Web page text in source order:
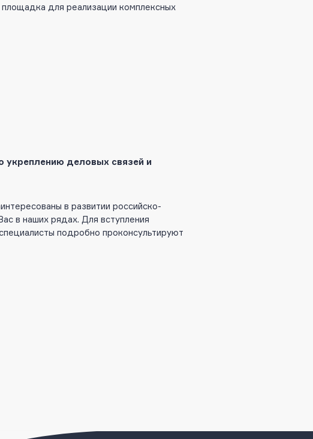
площадка для реализации комплексных
укреплению деловых связей и
в развитии российско-
в наших рядах. Для вступления
подробно проконсультируют